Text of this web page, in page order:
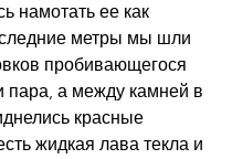
намотать ее как
метры мы шли
пробивающегося
пара, а между камней в
красные
жидкая лава текла и